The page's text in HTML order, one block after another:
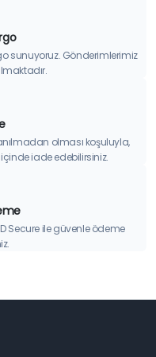
sunuyoruz. Gönderimlerimiz
olması koşuluyla,
iade edebilirsiniz.
Secure ile güvenle ödeme